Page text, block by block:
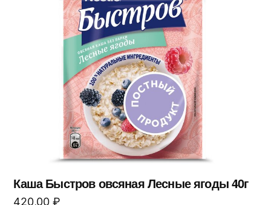
Каша Быстров овсяная Лесные ягоды 40г
420,00 ₽